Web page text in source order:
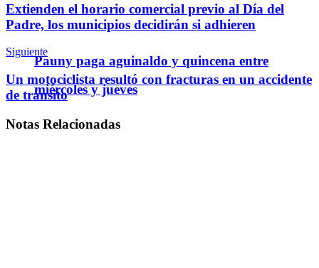
Pauny paga aguinaldo y quincena entre
miércoles y jueves
Extienden el horario comercial previo al Día del
Padre, los municipios decidirán si adhieren
Siguiente
Un motociclista resultó con fracturas en un accidente
de tránsito
Notas Relacionadas